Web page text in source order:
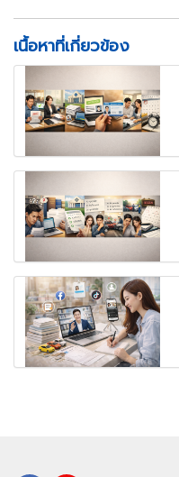
เนื้อหาที่เกี่ยวข้อง